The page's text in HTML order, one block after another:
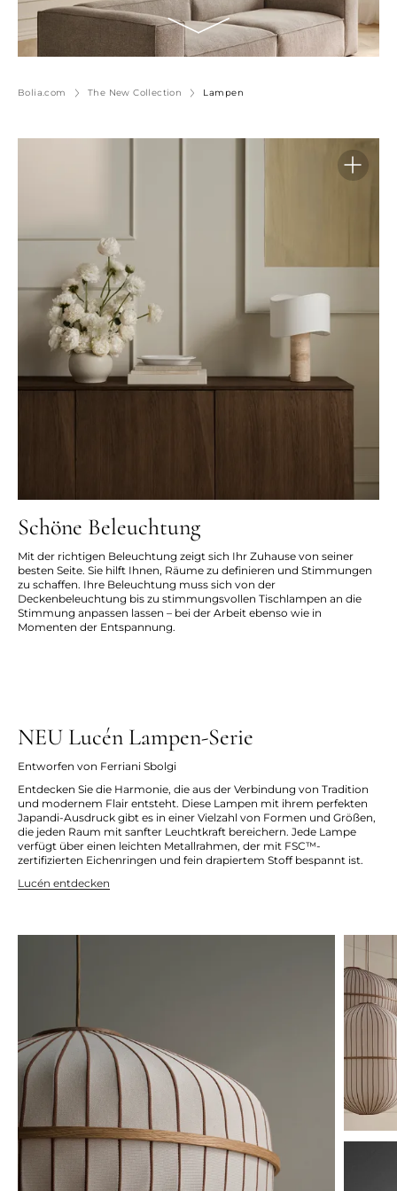
Bolia.com The New Collection Lampen
Schöne Beleuchtung
Mit der richtigen Beleuchtung zeigt sich Ihr Zuhause von seiner
besten Seite. Sie hilft Ihnen, Räume zu definieren und Stimmungen
zu schaffen. Ihre Beleuchtung muss sich von der
Deckenbeleuchtung bis zu stimmungsvollen Tischlampen an die
Stimmung anpassen lassen – bei der Arbeit ebenso wie in
Momenten der Entspannung.
NEU Lucén Lampen-Serie
Entworfen von Ferriani Sbolgi
Entdecken Sie die Harmonie, die aus der Verbindung von Tradition
und modernem Flair entsteht. Diese Lampen mit ihrem perfekten
Japandi-Ausdruck gibt es in einer Vielzahl von Formen und Größen,
die jeden Raum mit sanfter Leuchtkraft bereichern. Jede Lampe
verfügt über einen leichten Metallrahmen, der mit FSC™-
zertifizierten Eichenringen und fein drapiertem Stoff bespannt ist.
Lucén entdecken